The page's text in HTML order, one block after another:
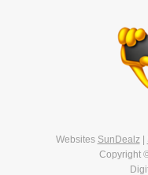
Websites SunDealz|
Copyright